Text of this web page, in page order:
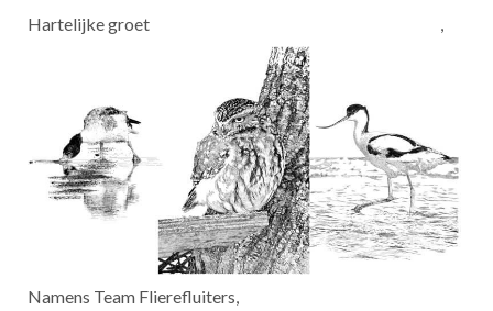
Hartelijke groet ,
Namens Team Flierefluiters,